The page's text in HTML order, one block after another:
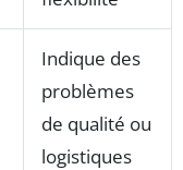
Indique des
problèmes
de qualité ou
logistiques